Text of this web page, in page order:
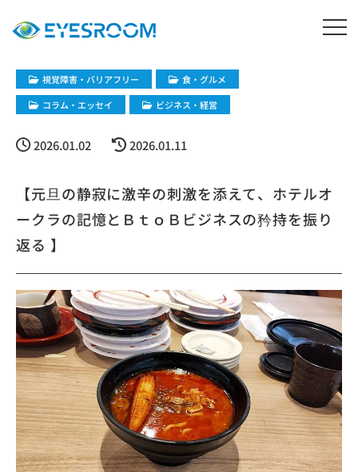
​視覚障害・バリアフリー
​食・グルメ
コラム・エッセイ
ビジネス・経営
2026.01.02 2026.01.11
【元旦の静寂に激辛の刺激を添えて、ホテルオ
ークラの記憶とＢｔｏＢビジネスの矜持を振り
返る 】